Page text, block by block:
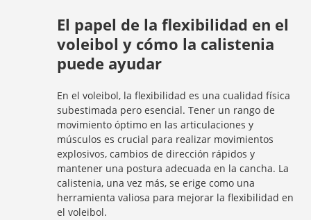
El papel de la flexibilidad en el
voleibol y cómo la calistenia
puede ayudar
En el voleibol, la flexibilidad es una cualidad física
subestimada pero esencial. Tener un rango de
movimiento óptimo en las articulaciones y
músculos es crucial para realizar movimientos
explosivos, cambios de dirección rápidos y
mantener una postura adecuada en la cancha. La
calistenia, una vez más, se erige como una
herramienta valiosa para mejorar la flexibilidad en
el voleibol.